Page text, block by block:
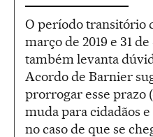
O período transitório
março de 2019 e 31
também levanta
Acordo de Barnier
prorrogar esse prazo
muda para cidadãos
no caso de que se